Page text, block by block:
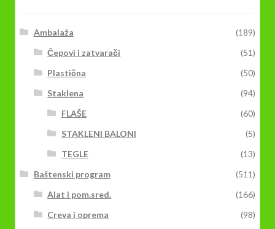
Ambalaža
(189)
Čepovi i zatvarači
(51)
Plastična
(50)
Staklena
(94)
FLAŠE
(60)
STAKLENI BALONI
(5)
TEGLE
(13)
Baštenski program
(511)
Alat i pom.sred.
(166)
Creva i oprema
(98)